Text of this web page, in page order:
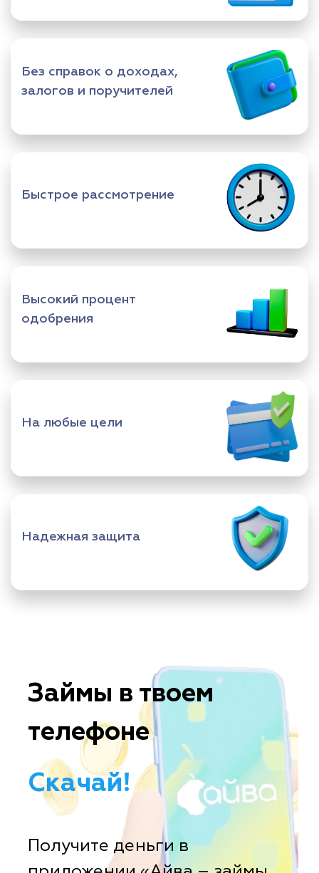
Без справок о доходах,
залогов и поручителей
Быстрое рассмотрение
Высокий процент
одобрения
На любые цели
Надежная защита
Займы в твоем
телефоне
Скачай!
Получите деньги в